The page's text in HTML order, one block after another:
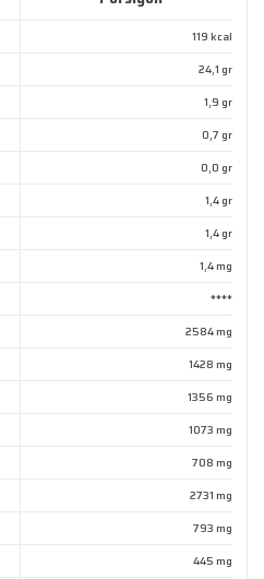
veya görüntülenemiyor.
119 kcal
24,1 gr
1,9 gr
0,7 gr
0,0 gr
1,4 gr
1,4 gr
1,4 mg
****
2584 mg
1428 mg
1356 mg
1073 mg
708 mg
2731 mg
793 mg
445 mg